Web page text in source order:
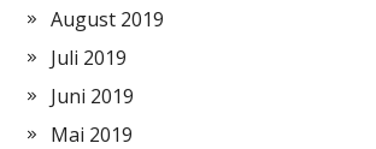
August 2019
Juli 2019
Juni 2019
Mai 2019